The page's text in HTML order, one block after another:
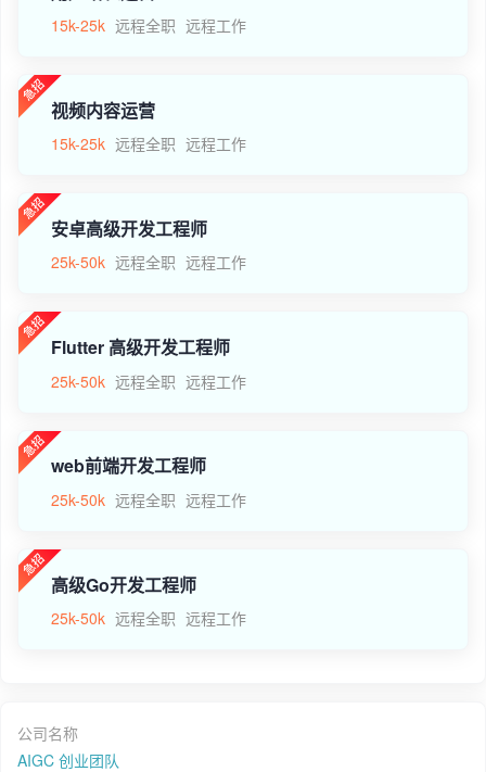
15k-25k 远程全职 远程工作
视频内容运营
15k-25k 远程全职 远程工作
安卓高级开发工程师
25k-50k 远程全职 远程工作
Flutter 高级开发工程师
25k-50k 远程全职 远程工作
web前端开发工程师
25k-50k 远程全职 远程工作
高级Go开发工程师
25k-50k 远程全职 远程工作
公司名称
AIGC 创业团队